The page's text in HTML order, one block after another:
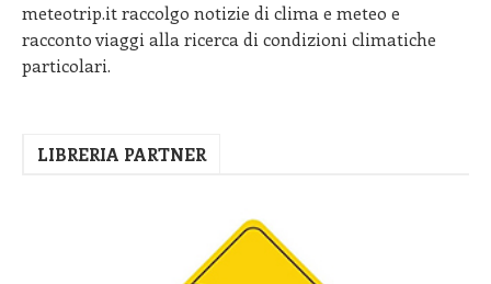
meteotrip.it raccolgo notizie di clima e meteo e
racconto viaggi alla ricerca di condizioni climatiche
particolari.
LIBRERIA PARTNER